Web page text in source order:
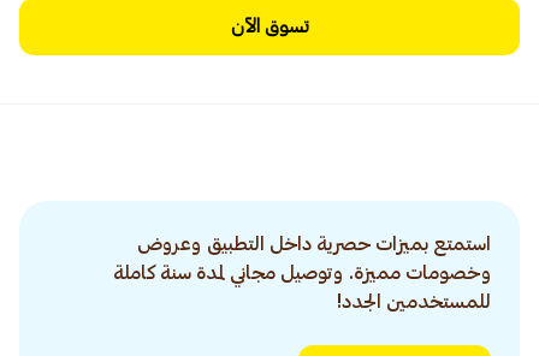
تسوق الآن
استمتع بميزات حصرية داخل التطبيق وعروض
وخصومات مميزة. وتوصيل مجاني لمدة سنة كاملة
للمستخدمين الجدد!